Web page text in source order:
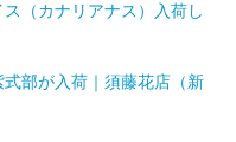
（カナリアナス）入荷し
部が入荷｜須藤花店（新